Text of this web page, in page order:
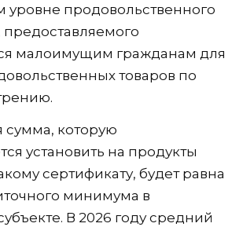
уровне продовольственного
предоставляемого
малоимущим гражданам для
товаров по
сумма, которую
установить на продукты
сертификату, будет равна
минимума в
В 2026 году средний